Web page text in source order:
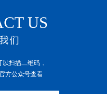
US
们
扫描二维码，
方公众号查看